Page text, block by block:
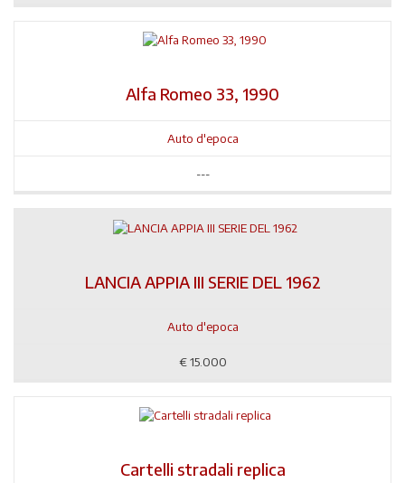
Alfa Romeo 33, 1990
Auto d'epoca
---
LANCIA APPIA III SERIE DEL 1962
Auto d'epoca
€ 15.000
Cartelli stradali replica